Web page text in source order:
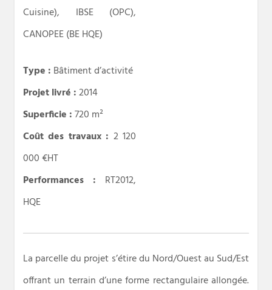
Cuisine), IBSE (OPC),
CANOPEE (BE HQE)
Type : Bâtiment d’activité
Projet livré :2014
Superficie :720 m²
Coût des travaux : 2 120
000 €HT
Performances : RT2012,
HQE
La parcelle du projet s’étire du Nord/Ouest au Sud/Est
offrant un terrain d’une forme rectangulaire allongée.